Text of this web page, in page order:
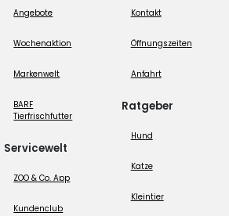
Angebote
Wochenaktion
Markenwelt
BARF
Tierfrischfutter
Servicewelt
ZOO & Co. App
Kundenclub
Kontakt
Öffnungszeiten
Anfahrt
Ratgeber
Hund
Katze
Kleintier